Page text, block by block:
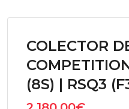
COLECTOR
(8S) | RSQ3